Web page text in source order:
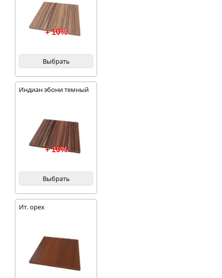
+ 10%
Выбрать
Индиан эбони темный
+ 10%
Выбрать
Ит. орех